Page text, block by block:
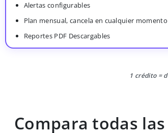
Alertas configurables
Plan mensual, cancela en cualquier momento
Reportes PDF Descargables
1 crédito =
Compara todas